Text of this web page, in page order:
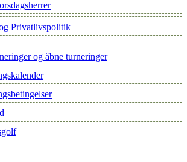
Privatlivspolitik
og åbne turneringer